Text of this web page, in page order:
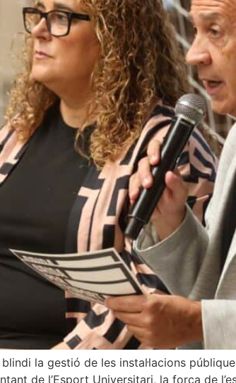
la gestió de les instal·lacions
de l’Esport Universitari, la força de